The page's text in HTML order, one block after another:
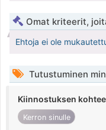
Omat kriteerit,
Ehtoja ei ole
Tutustuminen
Kiinnostuksen
Kerron sinulle